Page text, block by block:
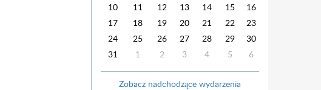
10
11 12 13 14 15
16
17
18 19 20 21 22
23
24
25 26 27 28 29
30
31
1 2 3 4 5 6
Zobacz nadchodzące wydarzenia